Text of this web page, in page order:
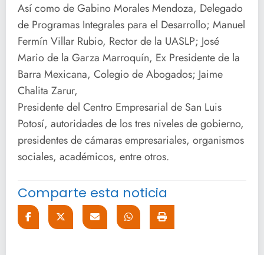
Así como de Gabino Morales Mendoza, Delegado
de Programas Integrales para el Desarrollo; Manuel
Fermín Villar Rubio, Rector de la UASLP; José
Mario de la Garza Marroquín, Ex Presidente de la
Barra Mexicana, Colegio de Abogados; Jaime
Chalita Zarur,
Presidente del Centro Empresarial de San Luis
Potosí, autoridades de los tres niveles de gobierno,
presidentes de cámaras empresariales, organismos
sociales, académicos, entre otros.
Comparte esta noticia